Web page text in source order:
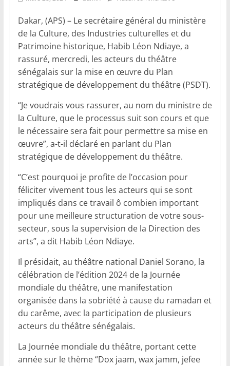
Dakar, (APS) – Le secrétaire général du ministère
de la Culture, des Industries culturelles et du
Patrimoine historique, Habib Léon Ndiaye, a
rassuré, mercredi, les acteurs du théâtre
sénégalais sur la mise en œuvre du Plan
stratégique de développement du théâtre (PSDT).
“Je voudrais vous rassurer, au nom du ministre de
la Culture, que le processus suit son cours et que
le nécessaire sera fait pour permettre sa mise en
œuvre”, a-t-il déclaré en parlant du Plan
stratégique de développement du théâtre.
“C’est pourquoi je profite de l’occasion pour
féliciter vivement tous les acteurs qui se sont
impliqués dans ce travail ô combien important
pour une meilleure structuration de votre sous-
secteur, sous la supervision de la Direction des
arts”, a dit Habib Léon Ndiaye.
Il présidait, au théâtre national Daniel Sorano, la
célébration de l’édition 2024 de la Journée
mondiale du théâtre, une manifestation
organisée dans la sobriété à cause du ramadan et
du carême, avec la participation de plusieurs
acteurs du théâtre sénégalais.
La Journée mondiale du théâtre, portant cette
année sur le thème “Dox jaam, wax jamm, jefee